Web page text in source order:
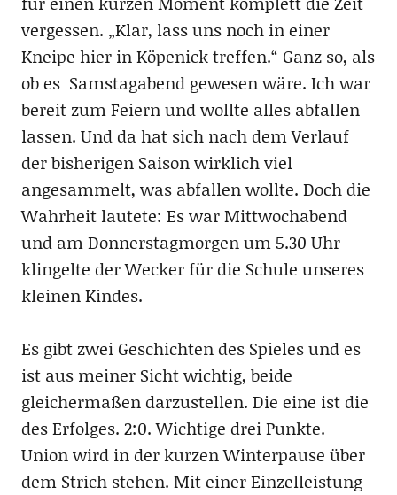
vergessen. „Klar, lass uns noch in einer
Kneipe hier in Köpenick treffen.“ Ganz so, als
ob es Samstagabend gewesen wäre. Ich war
bereit zum Feiern und wollte alles abfallen
lassen. Und da hat sich nach dem Verlauf
der bisherigen Saison wirklich viel
angesammelt, was abfallen wollte. Doch die
Wahrheit lautete: Es war Mittwochabend
und am Donnerstagmorgen um 5.30 Uhr
klingelte der Wecker für die Schule unseres
kleinen Kindes.
Es gibt zwei Geschichten des Spieles und es
ist aus meiner Sicht wichtig, beide
gleichermaßen darzustellen. Die eine ist die
des Erfolges. 2:0. Wichtige drei Punkte.
Union wird in der kurzen Winterpause über
dem Strich stehen. Mit einer Einzelleistung